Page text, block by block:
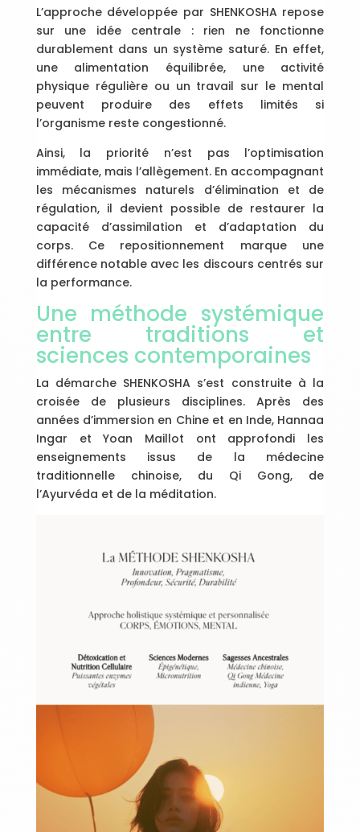
L’approche développée par SHENKOSHA repose
sur une idée centrale : rien ne fonctionne
durablement dans un système saturé. En effet,
une alimentation équilibrée, une activité
physique régulière ou un travail sur le mental
peuvent produire des effets limités si
l’organisme reste congestionné.
Ainsi, la priorité n’est pas l’optimisation
immédiate, mais l’allègement. En accompagnant
les mécanismes naturels d’élimination et de
régulation, il devient possible de restaurer la
capacité d’assimilation et d’adaptation du
corps. Ce repositionnement marque une
différence notable avec les discours centrés sur
la performance.
Une méthode systémique
entre traditions et
sciences contemporaines
La démarche SHENKOSHA s’est construite à la
croisée de plusieurs disciplines. Après des
années d’immersion en Chine et en Inde, Hannaa
Ingar et Yoan Maillot ont approfondi les
enseignements issus de la médecine
traditionnelle chinoise, du Qi Gong, de
l’Ayurvéda et de la méditation.